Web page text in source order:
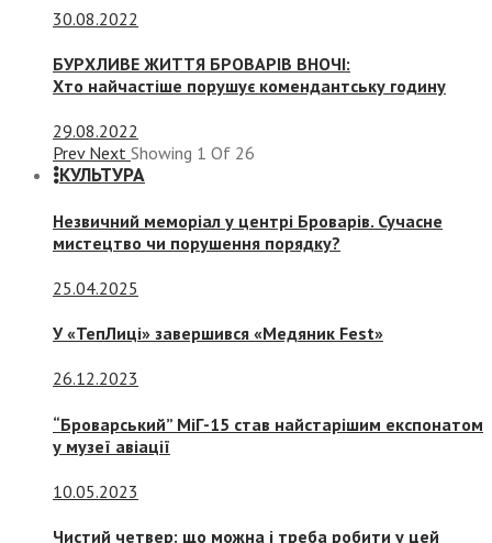
30.08.2022
БУРХЛИВЕ ЖИТТЯ БРОВАРІВ ВНОЧІ:
Хто найчастіше порушує комендантську годину
29.08.2022
Prev Next Showing 1 Of 26
КУЛЬТУРА
Незвичний меморіал у центрі Броварів. Сучасне
мистецтво чи порушення порядку?
25.04.2025
У «ТепЛиці» завершився «Медяник Fest»
26.12.2023
“Броварський” МіГ-15 став найстарішим експонатом
у музеї авіації
10.05.2023
Чистий четвер: що можна і треба робити у цей